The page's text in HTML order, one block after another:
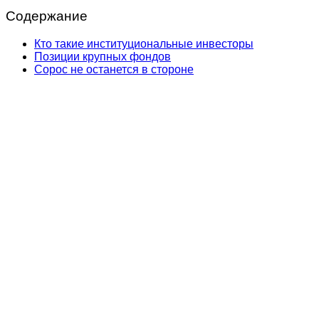
Содержание
Кто такие институциональные инвесторы
Позиции крупных фондов
Сорос не останется в стороне